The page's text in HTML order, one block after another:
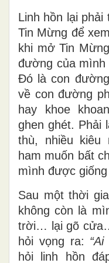
Linh hồn lại
Tin Mừng để
khi mở Tin
đường của mình
Đó là con
về con đường
hay khoe
ghen ghét. Phải
thù, nhiều kiêu
ham muốn bất
mình được
Sau một thời
không còn là
trời… lại gõ
hỏi vọng ra: “Ai
hỏi linh hồn